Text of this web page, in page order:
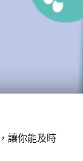
讓你能及時